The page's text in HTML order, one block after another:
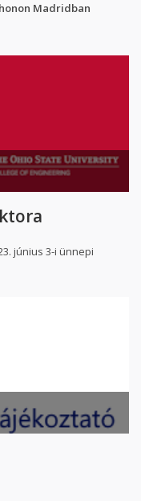
Madridban
június 3-i ünnepi